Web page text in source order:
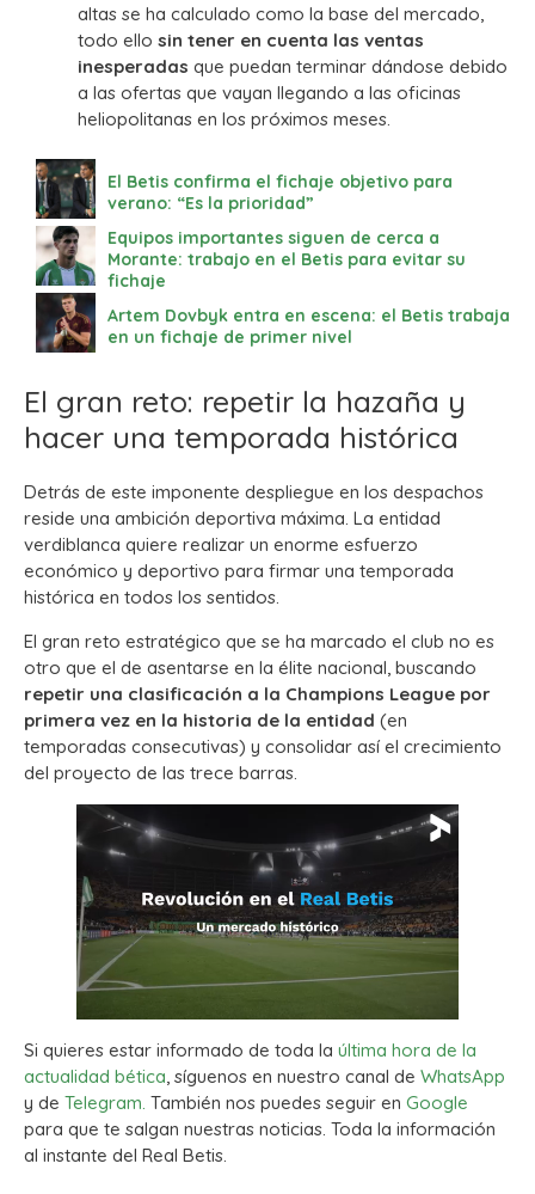
altas se ha calculado como la base del mercado,
todo ello sin tener en cuenta las ventas
inesperadas que puedan terminar dándose debido
a las ofertas que vayan llegando a las oficinas
heliopolitanas en los próximos meses.
El Betis confirma el fichaje objetivo para
verano: “Es la prioridad”
Equipos importantes siguen de cerca a
Morante: trabajo en el Betis para evitar su
fichaje
Artem Dovbyk entra en escena: el Betis trabaja
en un fichaje de primer nivel
El gran reto: repetir la hazaña y
hacer una temporada histórica
Detrás de este imponente despliegue en los despachos
reside una ambición deportiva máxima. La entidad
verdiblanca quiere realizar un enorme esfuerzo
económico y deportivo para firmar una temporada
histórica en todos los sentidos.
El gran reto estratégico que se ha marcado el club no es
otro que el de asentarse en la élite nacional, buscando
repetir una clasificación a la Champions League por
primera vez en la historia de la entidad (en
temporadas consecutivas) y consolidar así el crecimiento
del proyecto de las trece barras.
Si quieres estar informado de toda la última hora de la
actualidad bética, síguenos en nuestro canal de WhatsApp
y de Telegram. También nos puedes seguir en Google
para que te salgan nuestras noticias. Toda la información
al instante del Real Betis.